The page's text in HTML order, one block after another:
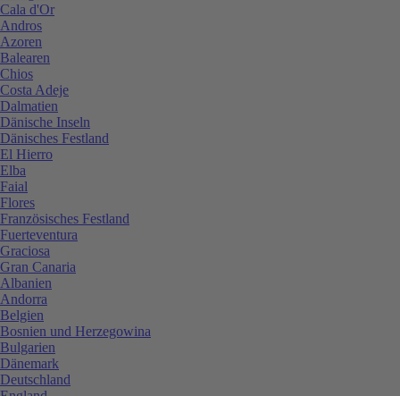
Cala d'Or
Andros
Azoren
Balearen
Chios
Costa Adeje
Dalmatien
Dänische Inseln
Dänisches Festland
El Hierro
Elba
Faial
Flores
Französisches Festland
Fuerteventura
Graciosa
Gran Canaria
Albanien
Andorra
Belgien
Bosnien und Herzegowina
Bulgarien
Dänemark
Deutschland